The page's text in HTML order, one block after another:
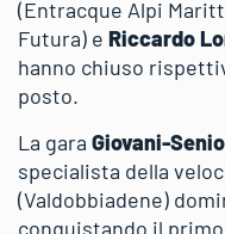
(Entracque Alpi
Futura) e Riccardo
hanno chiuso
posto.
La gara Giovani-
specialista della
(Valdobbiadene)
conquistando il